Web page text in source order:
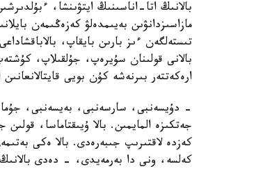
بالانىڭ اتا-اناسىنىڭ ايتۋىنشا،
مازاسىزدانۋىن بەيىمدەلۋ كەزەڭىمەن
تىستەلگەن ءىز بارىن بايقاپ،
بالانى قولىنان سۇيرەپ، جۇلقىلاپ،
ارەكەتتەر بىرنەشە كۇن بويى قايتالانعانىن
- دۇيسەنبى، سارسەنبى، بەيسەنبى،
جەتكىزە المايمىن. بالا ۇيىقتاماسا،
كەزدە لاقتىرىپ جىبەرەدى. بالا ەكى
كەلسە، ونى دا بەرمەيدى، - دەدى